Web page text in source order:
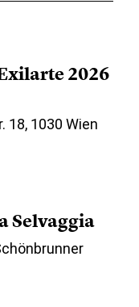
2026
18, 1030 Wien
Selvaggia